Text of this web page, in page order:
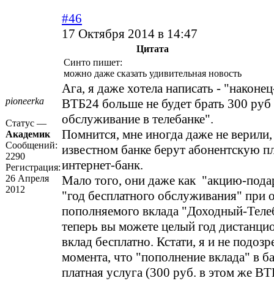
pioneerka
Статус —
Академик
Сообщений:
2290
Регистрация:
26 Апреля
2012
#46
17 Октября 2014 в 14:47
Цитата
Синто пишет:
можно даже сказать удивительная новость
Ага, я даже хотела написать -
ВТБ24 больше не будет брать 300 руб
обслуживание в телебанке".
Помнится, мне иногда даже не
известном банке берут абонентскую
интернет-банк.
Мало того, они даже как "акцию-
"год бесплатного обслуживания" при
пополняемого вклада "Доходный-
теперь вы можете целый год
вклад бесплатно. Кстати, я и не
момента, что "пополнение вклада" в
платная услуга (300 руб. в этом же